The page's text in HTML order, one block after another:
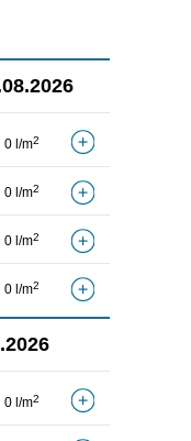
0 l/m2
0 l/m2
0 l/m2
0 l/m2
0 l/m2